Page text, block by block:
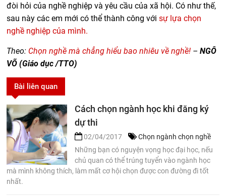
đòi hỏi của nghề nghiệp và yêu cầu của xã hội. Có như thế,
sau này các em mới có thể thành công vớisự lựa chọn
nghề nghiệp của mình.
Theo: Chọn nghề mà chẳng hiểu bao nhiêu về nghề! –NGÔ
VÕ (Giáo dục /TTO)
Bài liên quan
Cách chọn ngành học khi đăng ký
dự thi
02/04/2017
Chọn ngành chọn nghề
Những bạn có nguyện vọng học đại học, nếu
chủ quan có thể trúng tuyển vào ngành học
mà mình không thích, làm mất cơ hội chọn được con đường đi tốt
nhất.